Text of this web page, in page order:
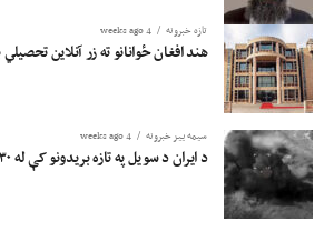
تازه خبرونه 4 weeks ago
هند افغان ځوانانو ته زر آنلاین
سیمه ییز خبرونه 4 weeks ago
د ایران د سویل په تازه بریدونو کې له ۳۰ ډېر ملکي وګړي ووژل شول